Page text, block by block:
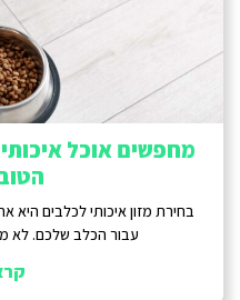
מחפשים אוכל
בחירת מזון איכותי לכלבים
עבור הכלב שלכם. לא